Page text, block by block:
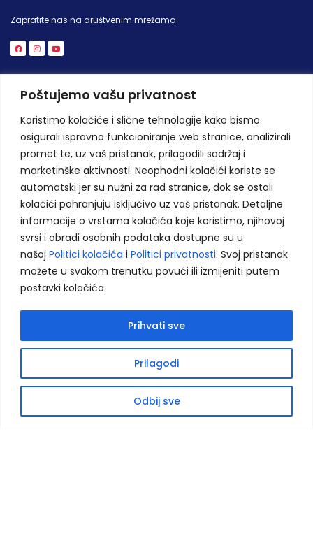
Poštujemo vašu privatnost
Koristimo kolačiće i slične tehnologije kako bismo
osigurali ispravno funkcioniranje web stranice, analizirali
promet te, uz vaš pristanak, prilagodili sadržaj i
marketinške aktivnosti. Neophodni kolačići koriste se
automatski jer su nužni za rad stranice, dok se ostali
kolačići pohranjuju isključivo uz vaš pristanak. Detaljne
informacije o vrstama kolačića koje koristimo, njihovoj
svrsi i obradi osobnih podataka dostupne su u
našoj Politici kolačića i Politici privatnosti. Svoj pristanak
možete u svakom trenutku povući ili izmijeniti putem
postavki kolačića.
Prilagodi
Odbij sve
Prihvati sve
Zapratite nas na društvenim mrežama
Kontakt - Tešanj
Bobare 56,
74264 Jelah, BiH
+387 32 942 740
+387 32 942 740
info@eduka-bh.ba
Kontakt - Sarajevo
Centar Vogošća, IV sprat
Jošanička 55
+387 33 539 575